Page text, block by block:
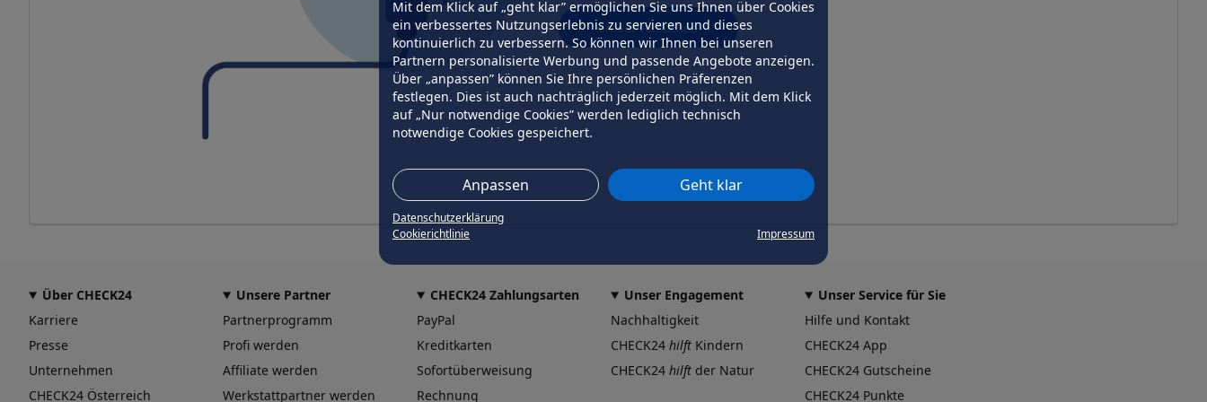
Mit dem Klick auf „geht klar” ermöglichen Sie uns Ihnen über Cookies
ein verbessertes Nutzungserlebnis zu servieren und dieses
kontinuierlich zu verbessern. So können wir Ihnen bei unseren
Partnern personalisierte Werbung und passende Angebote anzeigen.
Über „anpassen” können Sie Ihre persönlichen Präferenzen
festlegen. Dies ist auch nachträglich jederzeit möglich. Mit dem Klick
auf „Nur notwendige Cookies” werden lediglich technisch
notwendige Cookies gespeichert.
Anpassen Geht klar
Datenschutzerklärung
Cookierichtlinie
Impressum
erneut versuchen
Über CHECK24
Karriere
Presse
Unternehmen
CHECK24 Österreich
Unsere Partner
Partnerprogramm
Profi werden
Affiliate werden
Werkstattpartner werden
CHECK24 Zahlungsarten
PayPal
Kreditkarten
Sofortüberweisung
Rechnung
Unser Engagement
Nachhaltigkeit
CHECK24 hilft Kindern
CHECK24 hilft der Natur
Unser Service für Sie
Hilfe und Kontakt
CHECK24 App
CHECK24 Gutscheine
CHECK24 Punkte